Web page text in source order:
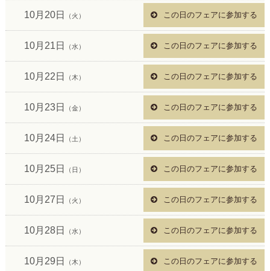
10月20日 （火） この日のフェアに参加する
10月21日 （水） この日のフェアに参加する
10月22日 （木） この日のフェアに参加する
10月23日 （金） この日のフェアに参加する
10月24日 （土） この日のフェアに参加する
10月25日 （日） この日のフェアに参加する
10月27日 （火） この日のフェアに参加する
10月28日 （水） この日のフェアに参加する
10月29日 （木） この日のフェアに参加する